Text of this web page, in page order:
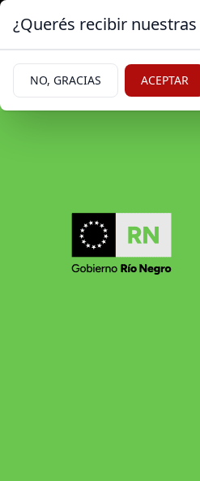
06/06/2026
Rodrigo
conducción de
a proyectar el
El intendente de
presidente de
Negro destacó el
Weretilneck,
provincial y llamó a
¿Querés recibir
NO, GRACIAS ACEPTAR